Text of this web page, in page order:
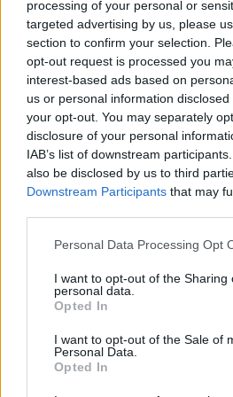
processing of your personal or
targeted advertising by us, please
section to confirm your selection.
opt-out request is processed you
interest-based ads based on
us or personal information
your opt-out. You may separately
disclosure of your personal
IAB’s list of downstream
also be disclosed by us to third
Downstream Participants that may
Personal Data Processing Opt
I want to opt-out of the Sharing
personal data.
Opted In
I want to opt-out of the Sale of
Personal Data.
Opted In
På Hotel Hanstholm er
tilgængelig for alle - ikke kun
Det oplyser hotellet i en
Automaten står lige inden for
hvor både lokale og
kontanter døgnet rundt.
- Det er måske lidt
hæveautomat, men jeg
har mulighed for at betale
service, som både vores
og byens borgere kan få
Vis mere